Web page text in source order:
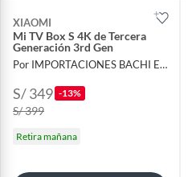
XIAOMI
Mi TV Box S 4K de Tercera
Generación 3rd Gen
Por IMPORTACIONES BACHI E.I.R.L.
S/ 349 -13%
S/ 399
Retira mañana